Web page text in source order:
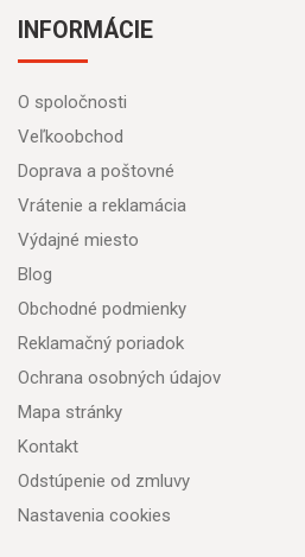
INFORMÁCIE
O spoločnosti
Veľkoobchod
Doprava a poštovné
Vrátenie a reklamácia
Výdajné miesto
Blog
Obchodné podmienky
Reklamačný poriadok
Ochrana osobných údajov
Mapa stránky
Kontakt
Odstúpenie od zmluvy
Nastavenia cookies